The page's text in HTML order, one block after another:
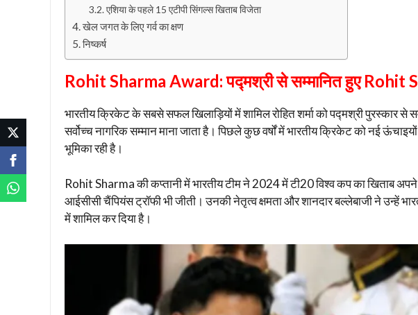
एशिया के पहले 15 एटीपी सिंगल्स खिताब विजेता
खेल जगत के लिए गर्व का क्षण
निष्कर्ष
Rohit Sharma Award: पद्मश्री से सम्मानित हुए Rohit
भारतीय क्रिकेट के सबसे सफल खिलाड़ियों में शामिल रोहित शर्मा को पद्मश्री पुरस्कार से
सर्वोच्च नागरिक सम्मान माना जाता है। पिछले कुछ वर्षों में भारतीय क्रिकेट को नई
भूमिका रही है।
Rohit Sharma की कप्तानी में भारतीय टीम ने 2024 में टी20 विश्व कप का खिताब
आईसीसी चैंपियंस ट्रॉफी भी जीती। उनकी नेतृत्व क्षमता और शानदार बल्लेबाजी ने उन्हें
में शामिल कर दिया है।